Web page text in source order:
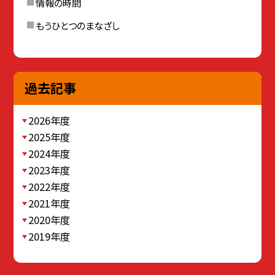
もうひとつのまなざし
過去記事
2026年度
2025年度
2024年度
2023年度
2022年度
2021年度
2020年度
2019年度